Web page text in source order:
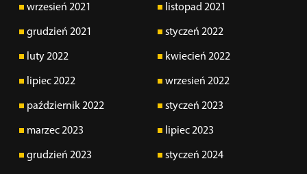
wrzesień 2021 listopad 2021
grudzień 2021 styczeń 2022
luty 2022 kwiecień 2022
lipiec 2022 wrzesień 2022
październik 2022 styczeń 2023
marzec 2023 lipiec 2023
grudzień 2023 styczeń 2024